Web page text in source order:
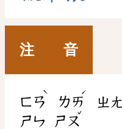
注 音
ㄈㄢ
ˋ
ㄌㄞ
ˊ
ㄓㄤ
ㄕㄣ ㄕㄡ
ˇ